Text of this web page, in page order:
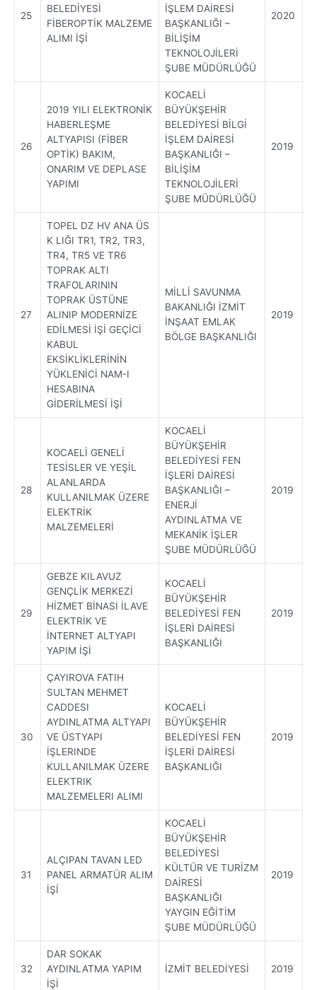
25
BELEDİYESİ
FİBEROPTİK MALZEME
ALIMI İŞİ
İŞLEM DAİRESİ
BAŞKANLIĞI –
BİLİŞİM
TEKNOLOJİLERİ
ŞUBE MÜDÜRLÜĞÜ
2020
26
2019 YILI ELEKTRONİK
HABERLEŞME
ALTYAPISI (FİBER
OPTİK) BAKIM,
ONARIM VE DEPLASE
YAPIMI
KOCAELİ
BÜYÜKŞEHİR
BELEDİYESİ BİLGİ
İŞLEM DAİRESİ
BAŞKANLIĞI –
BİLİŞİM
TEKNOLOJİLERİ
ŞUBE MÜDÜRLÜĞÜ
2019
27
TOPEL DZ HV ANA ÜS
K LIĞI TR1, TR2, TR3,
TR4, TR5 VE TR6
TOPRAK ALTI
TRAFOLARININ
TOPRAK ÜSTÜNE
ALINIP MODERNİZE
EDİLMESİ İŞİ GEÇİCİ
KABUL
EKSİKLİKLERİNİN
YÜKLENİCİ NAM-I
HESABINA
GİDERİLMESİ İŞİ
MİLLİ SAVUNMA
BAKANLIĞI İZMİT
İNŞAAT EMLAK
BÖLGE BAŞKANLIĞI
2019
28
KOCAELİ GENELİ
TESİSLER VE YEŞİL
ALANLARDA
KULLANILMAK ÜZERE
ELEKTRİK
MALZEMELERİ
KOCAELİ
BÜYÜKŞEHİR
BELEDİYESİ FEN
İŞLERİ DAİRESİ
BAŞKANLIĞI –
ENERJİ
AYDINLATMA VE
MEKANİK İŞLER
ŞUBE MÜDÜRLÜĞÜ
2019
29
GEBZE KILAVUZ
GENÇLİK MERKEZİ
HİZMET BİNASI İLAVE
ELEKTRİK VE
İNTERNET ALTYAPI
YAPIM İŞİ
KOCAELİ
BÜYÜKŞEHİR
BELEDİYESİ FEN
İŞLERİ DAİRESİ
BAŞKANLIĞI
2019
30
ÇAYIROVA FATIH
SULTAN MEHMET
CADDESI
AYDINLATMA ALTYAPI
VE ÜSTYAPI
İŞLERINDE
KULLANILMAK ÜZERE
ELEKTRIK
MALZEMELERI ALIMI
KOCAELİ
BÜYÜKŞEHİR
BELEDİYESİ FEN
İŞLERİ DAİRESİ
BAŞKANLIĞI
2019
31
ALÇIPAN TAVAN LED
PANEL ARMATÜR ALIM
İŞİ
KOCAELİ
BÜYÜKŞEHİR
BELEDİYESİ
KÜLTÜR VE TURİZM
DAİRESİ
BAŞKANLIĞI
YAYGIN EĞİTİM
ŞUBE MÜDÜRLÜĞÜ
2019
32
DAR SOKAK
AYDINLATMA YAPIM
İŞİ
İZMİT BELEDİYESİ 2019